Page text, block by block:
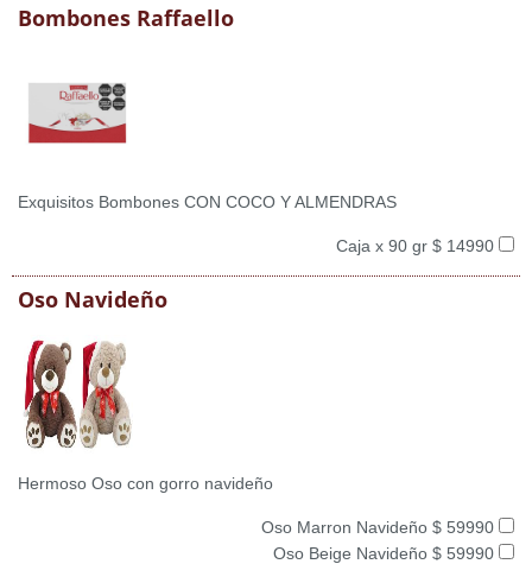
Bombones Raffaello
Exquisitos Bombones CON COCO Y ALMENDRAS
Caja x 90 gr $ 14990
Oso Navideño
Hermoso Oso con gorro navideño
Oso Marron Navideño $ 59990
Oso Beige Navideño $ 59990